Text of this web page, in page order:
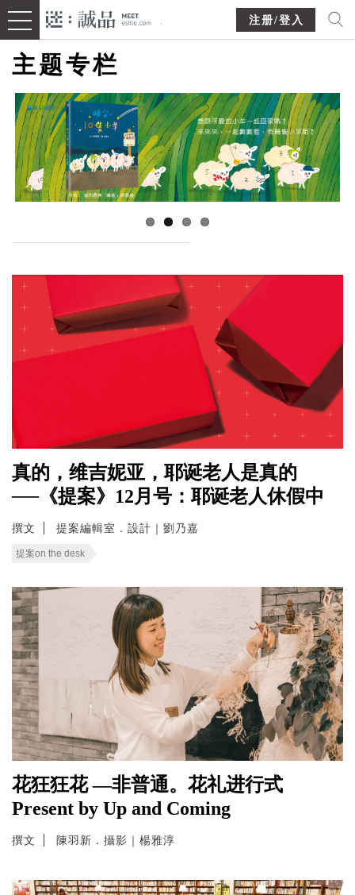
注册/登入
主题专栏
真的，维吉妮亚，耶诞老人是真的
──《提案》12月号：耶诞老人休假中
撰文 提案編輯室．設計｜劉乃嘉
提案on the desk
花狂狂花 —非普通。花礼进行式
Present by Up and Coming
撰文 陳羽新．攝影｜楊雅淳